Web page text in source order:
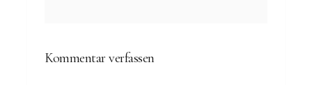
Kommentar verfassen